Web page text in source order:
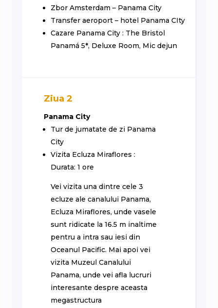
Zbor Amsterdam – Panama City
Transfer aeroport – hotel Panama CIty
Cazare Panama City : The Bristol
Panamá 5*, Deluxe Room, Mic dejun
Ziua 2
Panama City
Tur de jumatate de zi Panama
City
Vizita Ecluza Miraflores :
Durata: 1 ore
Vei vizita una dintre cele 3
ecluze ale canalului Panama,
Ecluza Miraflores, unde vasele
sunt ridicate la 16.5 m inaltime
pentru a intra sau iesi din
Oceanul Pacific. Mai apoi vei
vizita Muzeul Canalului
Panama, unde vei afla lucruri
interesante despre aceasta
megastructura